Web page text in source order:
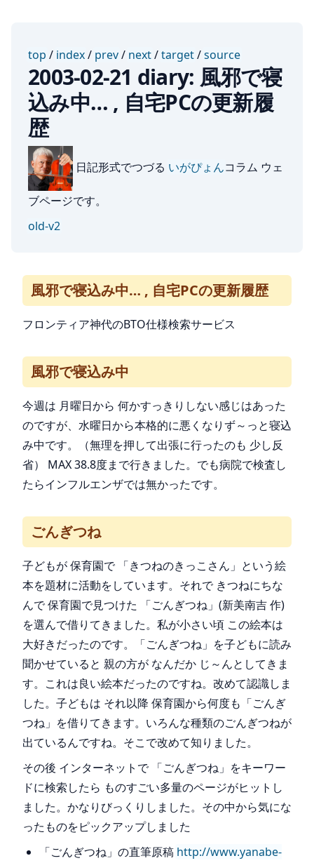
top / index/ prev/ next/target/source
2003-02-21 diary: 風邪で寝
込み中… , 自宅PCの更新履
歴
日記形式でつづる いがぴょんコラム ウェ
ブページです。
old-v2
風邪で寝込み中… , 自宅PCの更新履歴
フロンティア神代のBTO仕様検索サービス
風邪で寝込み中
今週は 月曜日から 何かすっきりしない感じはあった
のですが、水曜日から本格的に悪くなりず～っと寝込
み中です。（無理を押して出張に行ったのも 少し反
省） MAX 38.8度まで行きました。でも病院で検査し
たらインフルエンザでは無かったです。
ごんぎつね
子どもが 保育園で 「きつねのきっこさん」という絵
本を題材に活動をしています。それで きつねにちな
んで 保育園で見つけた 「ごんぎつね」(新美南吉 作)
を選んで借りてきました。私が小さい頃 この絵本は
大好きだったのです。「ごんぎつね」を子どもに読み
聞かせていると 親の方が なんだか じ～んとしてきま
す。これは良い絵本だったのですね。改めて認識しま
した。子どもは それ以降 保育園から何度も「ごんぎ
つね」を借りてきます。いろんな種類のごんぎつねが
出ているんですね。そこで改めて知りました。
その後 インターネットで 「ごんぎつね」をキーワー
ドに検索したら ものすごい多量のページがヒットし
ました。かなりびっくりしました。その中から気にな
ったものをピックアップしました
「ごんぎつね」の直筆原稿 http://www.yanabe-